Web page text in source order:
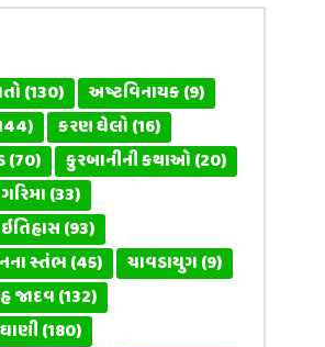
(130) અષ્ટવિનાયક(9)
કરણ ઘેલો(16)
(70) કુરબાનીની કથાઓ(20)
(33)
(93)
સ્તંભ(45) ચાવડાયુગ(9)
જાદવ(132)
(180)